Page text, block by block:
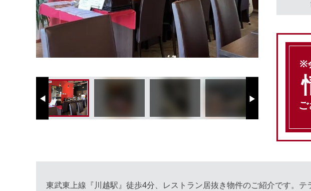
Previous Next
※
ご
東武東上線『川越駅』徒歩4分、レストラン居抜き物件のご紹介です。